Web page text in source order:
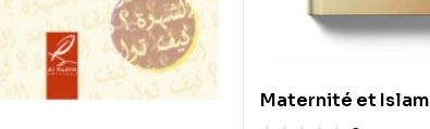
Maternité et Islam